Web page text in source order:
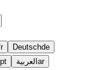
Deutschde
pt العربية ar